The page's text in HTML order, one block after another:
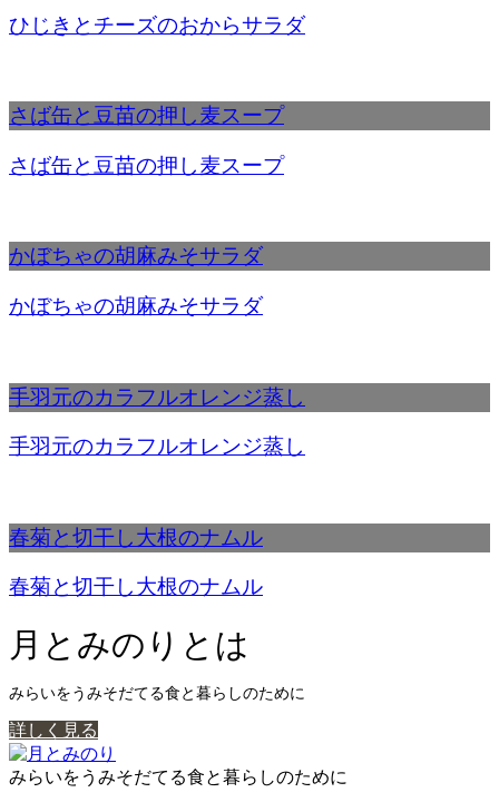
ひじきとチーズのおからサラダ
さば缶と豆苗の押し麦スープ
さば缶と豆苗の押し麦スープ
かぼちゃの胡麻みそサラダ
かぼちゃの胡麻みそサラダ
手羽元のカラフルオレンジ蒸し
手羽元のカラフルオレンジ蒸し
春菊と切干し大根のナムル
春菊と切干し大根のナムル
月とみのりとは
みらいをうみそだてる食と暮らしのために
詳しく見る
みらいをうみそだてる食と暮らしのために